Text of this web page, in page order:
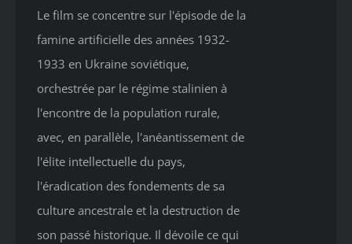
Le film se concentre sur l'épisode de la
famine artificielle des années 1932-
1933 en Ukraine soviétique,
orchestrée par le régime stalinien à
l'encontre de la population rurale,
avec, en parallèle, l'anéantissement de
l'élite intellectuelle du pays,
l'éradication des fondements de sa
culture ancestrale et la destruction de
son passé historique. Il dévoile ce qui